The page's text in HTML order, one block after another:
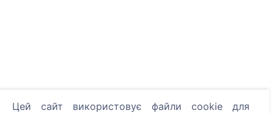
Цей сайт використовує файли cookie для